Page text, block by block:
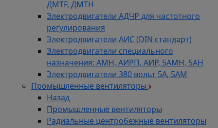
ДMTF, ДМТН
Электродвигатели АДЧР для частотного
регулирования
Электродвигатели АИС (DIN стандарт)
Электродвигатели специального
назначения: АМН, АИРП, АИР, 5АМН, 5АН
Электродвигатели 380 вольт 5А, 5АМ
Промышленные вентиляторы
Назад
Промышленные вентиляторы
Радиальные центробежные вентиляторы